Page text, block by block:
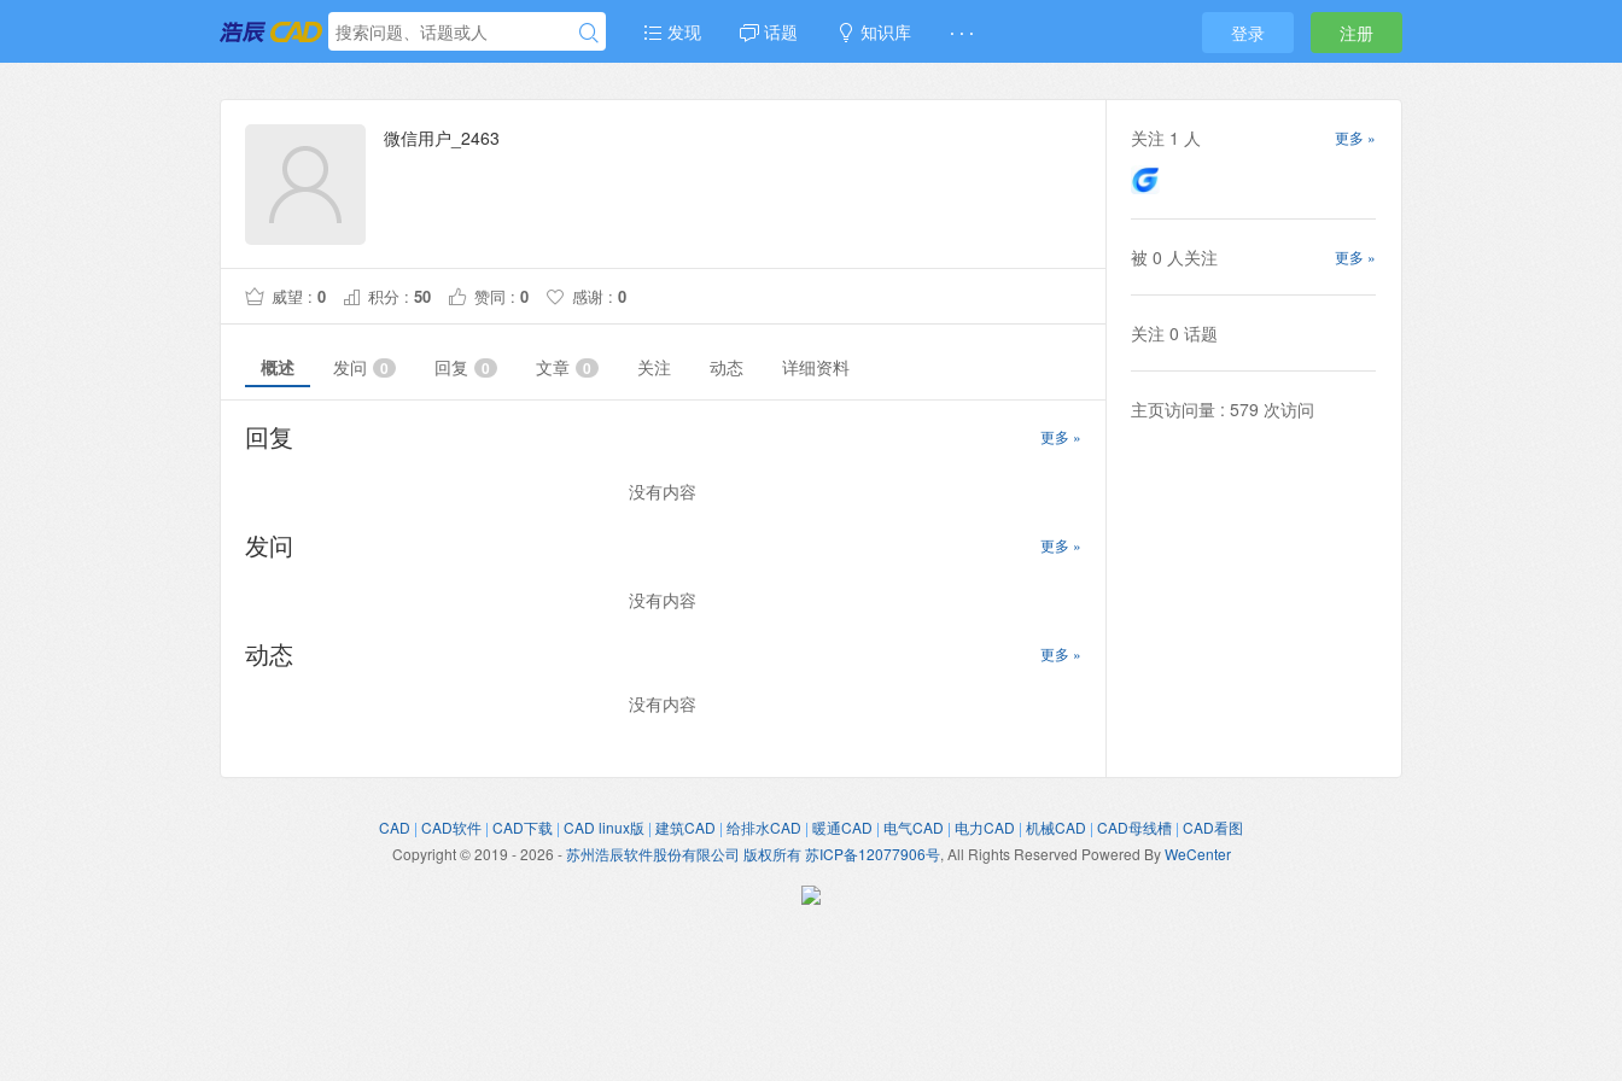
发现 话题 知识库 · · · 登录 注册
微信用户_2463
威望 : 0 积分 : 50 赞同 : 0 感谢 : 0
概述 发问 0 回复 0 文章 0 关注 动态 详细资料
更多 »
回复
没有内容
更多 »
发问
没有内容
更多 »
动态
没有内容
更多 »
关注 1 人
更多 »
被 0 人关注
关注 0 话题
主页访问量 : 579 次访问
CAD | CAD软件 | CAD下载 | CAD linux版 | 建筑CAD | 给排水CAD | 暖通CAD | 电气CAD | 电力CAD | 机械CAD | CAD母线槽 | CAD看图
Copyright © 2019 - 2026 -苏州浩辰软件股份有限公司 版权所有 苏ICP备12077906号, All Rights Reserved Powered ByWeCenter